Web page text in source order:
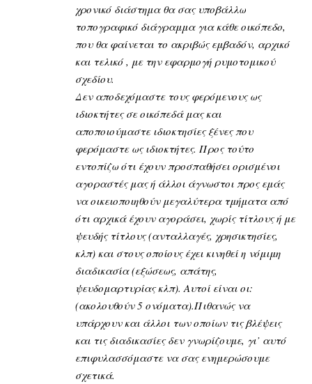
χρονικό διάστημα θα σας υποβάλλω
τοπογραφικό διάγραμμα για κάθε οικόπεδο,
που θα φαίνεται το ακριβώς εμβαδόν, αρχικό
και τελικό , με την εφαρμογή ρυμοτομικού
σχεδίου.
Δεν αποδεχόμαστε τους φερόμενους ως
ιδιοκτήτες σε οικόπεδά μας και
αποποιούμαστε ιδιοκτησίες ξένες που
φερόμαστε ως ιδιοκτήτες. Προς τούτο
εντοπίζω ότι έχουν προσπαθήσει ορισμένοι
αγοραστές μας ή άλλοι άγνωστοι προς εμάς
να οικειοποιηθούν μεγαλύτερα τμήματα από
ότι αρχικά έχουν αγοράσει, χωρίς τίτλους ή με
ψευδής τίτλους (ανταλλαγές, χρησικτησίες,
κλπ) και στους οποίους έχει κινηθεί η νόμιμη
διαδικασία (εξώσεως, απάτης,
ψευδομαρτυρίας κλπ). Αυτοί είναι οι:
(ακολουθούν 5 ονόματα).Πιθανώς να
υπάρχουν και άλλοι των οποίων τις βλέψεις
και τις διαδικασίες δεν γνωρίζουμε, γι’ αυτό
επιφυλασσόμαστε να σας ενημερώσουμε
σχετικά.